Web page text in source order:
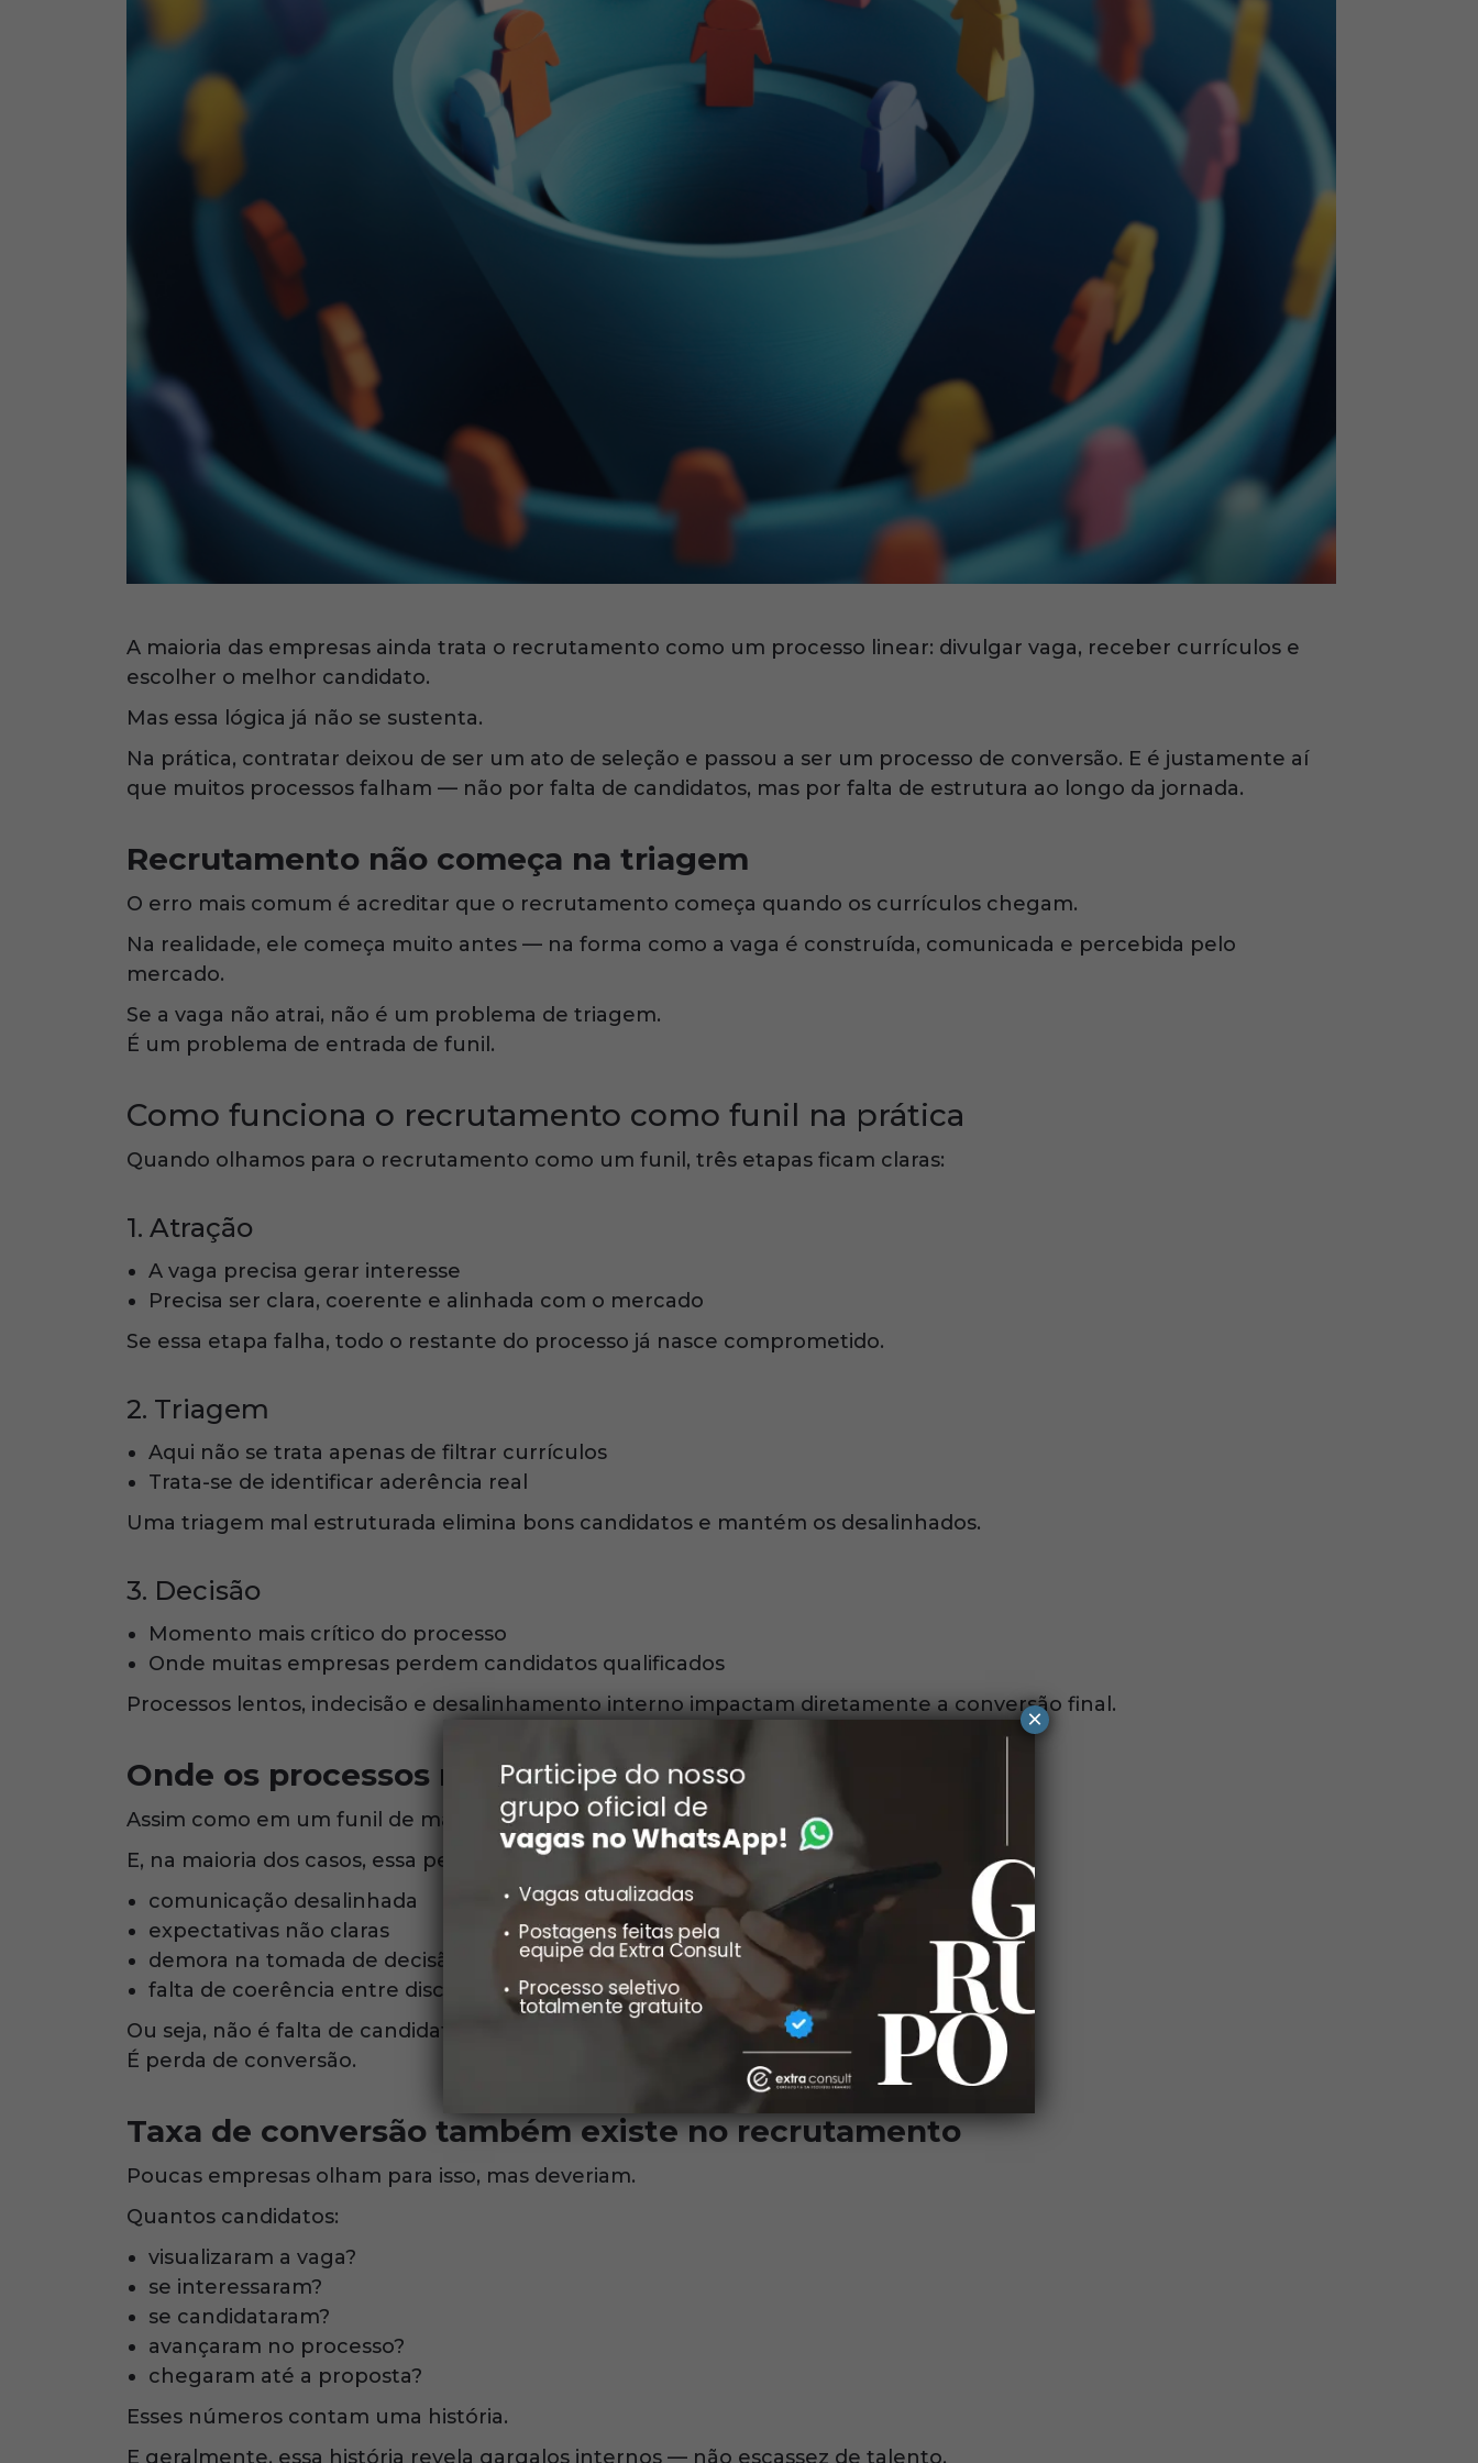
A maioria das empresas ainda trata o recrutamento como um processo linear: divulgar vaga, receber currículos e
escolher o melhor candidato.
Mas essa lógica já não se sustenta.
Na prática, contratar deixou de ser um ato de seleção e passou a ser um processo de conversão. E é justamente aí
que muitos processos falham — não por falta de candidatos, mas por falta de estrutura ao longo da jornada.
Recrutamento não começa na triagem
O erro mais comum é acreditar que o recrutamento começa quando os currículos chegam.
Na realidade, ele começa muito antes — na forma como a vaga é construída, comunicada e percebida pelo
mercado.
Se a vaga não atrai, não é um problema de triagem.
É um problema de entrada de funil.
Como funciona o recrutamento como funil na prática
Quando olhamos para o recrutamento como um funil, três etapas ficam claras:
1. Atração
A vaga precisa gerar interesse
Precisa ser clara, coerente e alinhada com o mercado
Se essa etapa falha, todo o restante do processo já nasce comprometido.
2. Triagem
Aqui não se trata apenas de filtrar currículos
Trata-se de identificar aderência real
Uma triagem mal estruturada elimina bons candidatos e mantém os desalinhados.
3. Decisão
Momento mais crítico do processo
Onde muitas empresas perdem candidatos qualificados
Processos lentos, indecisão e desalinhamento interno impactam diretamente a conversão final.
Onde os processos mais perdem candidatos
Assim como em um funil de marketing, existe perda ao longo do caminho.
E, na maioria dos casos, essa perda acontece por:
comunicação desalinhada
expectativas não claras
demora na tomada de decisão
falta de coerência entre discurso e prática
Ou seja, não é falta de candidato.
É perda de conversão.
Taxa de conversão também existe no recrutamento
Poucas empresas olham para isso, mas deveriam.
Quantos candidatos:
visualizaram a vaga?
se interessaram?
se candidataram?
avançaram no processo?
chegaram até a proposta?
Esses números contam uma história.
E geralmente, essa história revela gargalos internos — não escassez de talento.
×